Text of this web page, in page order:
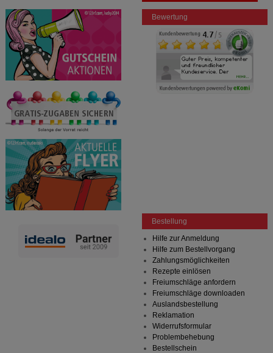
Bewertung
Bestellung
Hilfe zur Anmeldung
Hilfe zum Bestellvorgang
Zahlungsmöglichkeiten
Rezepte einlösen
Freiumschläge anfordern
Freiumschläge downloaden
Auslandsbestellung
Reklamation
Widerrufsformular
Problembehebung
Bestellschein